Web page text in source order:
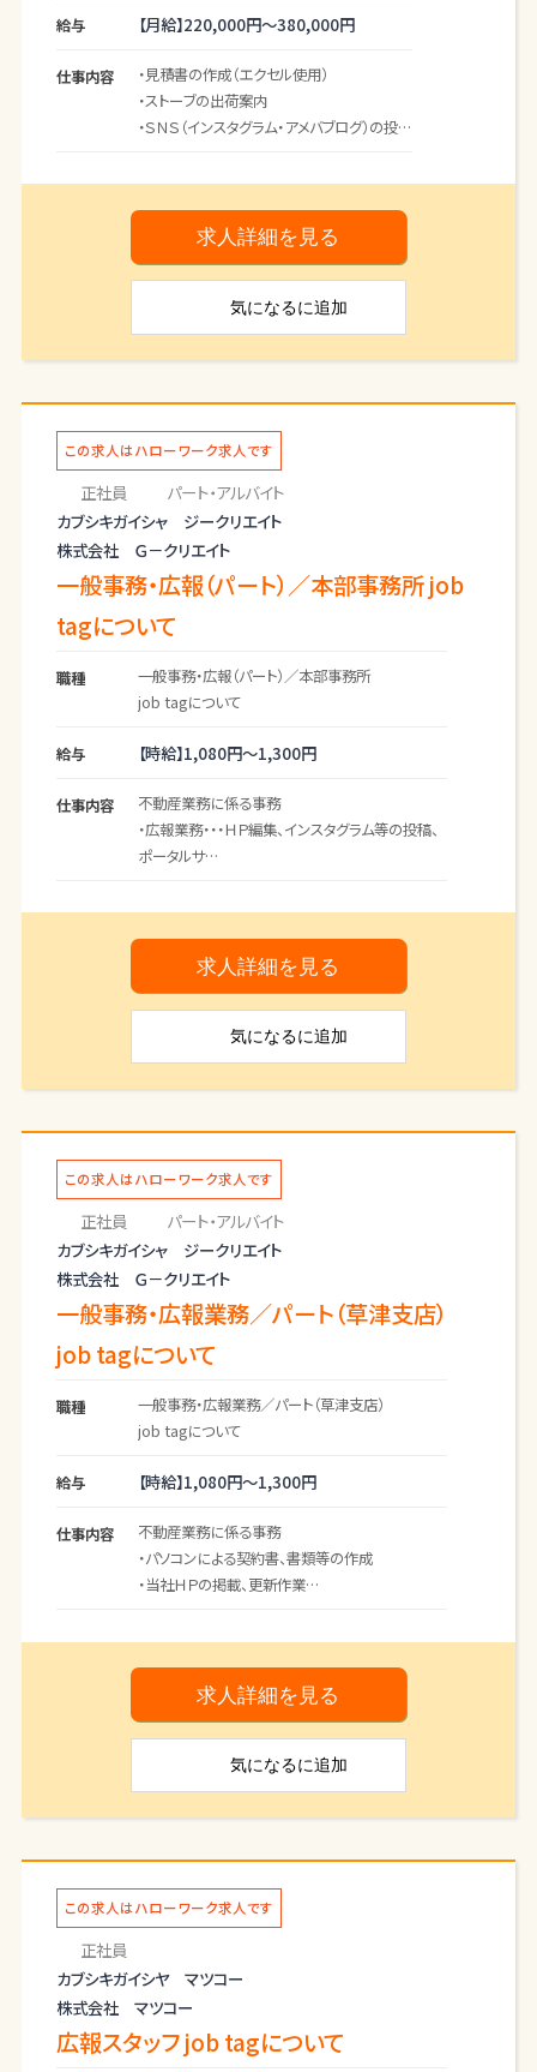
給与 【月給】220,000円～380,000円
仕事内容
・見積書の作成（エクセル使用）
・ストーブの出荷案内
・ＳＮＳ（インスタグラム・アメバブログ）の投稿
・電話応対
・付随する業務
【変更範囲：変更なし】
求人詳細を見る
気になるに追加
この求人はハローワーク求人です
正社員
パート・アルバイト
カブシキガイシャ ジークリエイト
株式会社 Ｇ－クリエイト
一般事務・広報（パート）／本部事務所 job
tagについて
職種
一般事務・広報（パート）／本部事務所
job tagについて
給与 【時給】1,080円～1,300円
仕事内容
不動産業務に係る事務
・広報業務・・・ＨＰ編集、インスタグラム等の投稿、
ポータルサ
・パソコンによる契約書等の作成
・書類作成
・接客業務
・ハウスメーカー等へ訪問（資料配布）
・事務所内日常清掃など
＊就業時間・勤務日数、相談に応じます。
求人詳細を見る
気になるに追加
この求人はハローワーク求人です
正社員
パート・アルバイト
カブシキガイシャ ジークリエイト
株式会社 Ｇ－クリエイト
一般事務・広報業務／パート（草津支店）
job tagについて
職種
一般事務・広報業務／パート（草津支店）
job tagについて
給与 【時給】1,080円～1,300円
仕事内容
不動産業務に係る事務
・パソコンによる契約書、書類等の作成
・当社ＨＰの掲載、更新作業
・広告の掲載・作成業務（広告会社との打ち合わせ
等）
・電話応対、来客対応
・空いた時間で、ハウスメーカーや不動産会社へ訪
問（資料を配布
・事務所内日常清掃
求人詳細を見る
気になるに追加
この求人はハローワーク求人です
正社員
カブシキガイシヤ マツコー
株式会社 マツコー
広報スタッフ job tagについて